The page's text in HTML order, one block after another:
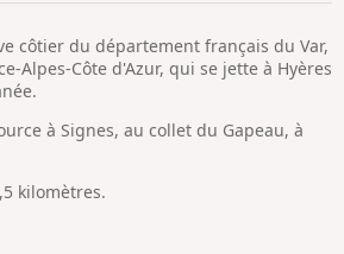
côtier du département français du Var,
Alpes-Côte d'Azur, qui se jette à Hyères
à Signes, au collet du Gapeau, à
kilomètres.